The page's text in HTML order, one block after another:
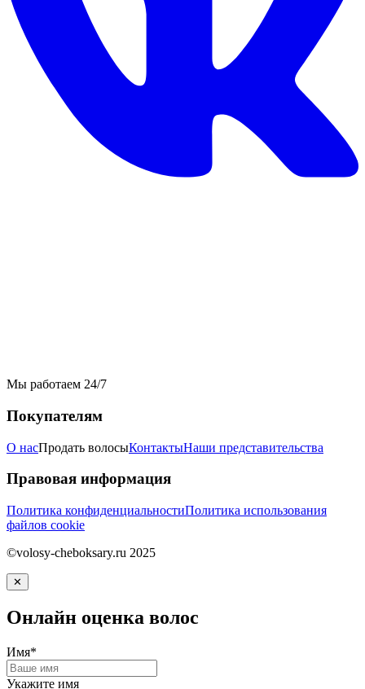
Мы работаем 24/7
Покупателям
О насПродать волосыКонтактыНаши представительства
Правовая информация
Политика конфиденциальностиПолитика использования
файлов cookie
©volosy-cheboksary.ru 2025
✕
Онлайн оценка волос
Имя*
Укажите имя